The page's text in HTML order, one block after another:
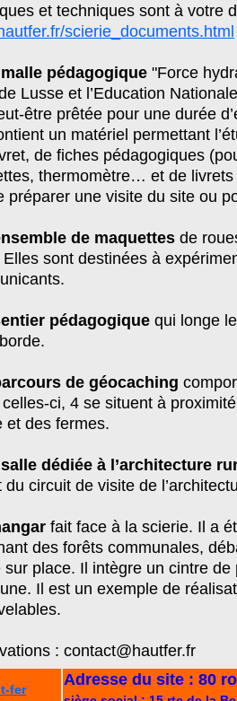
et techniques sont à votre
scierie_documents.html
pédagogique "Force
Lusse et l’Education
être prêtée pour une durée
un matériel permettant
de fiches pédagogiques
thermomètre… et de livrets
préparer une visite du site ou
de maquettes de
Elles sont destinées à
pédagogique qui longe
de géocaching
ci, 4 se situent à
et des fermes.
dédiée à l’architecture
du circuit de visite de
fait face à la scierie. Il a
des forêts communales,
sur place. Il intègre un cintre
Il est un exemple de
: contact@hautfer.fr
fer
Adresse du site : 80